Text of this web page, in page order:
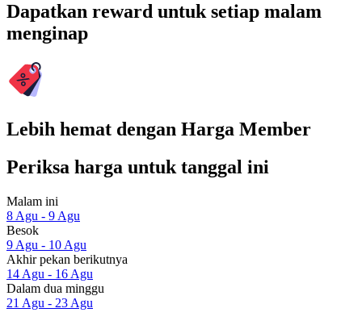
Dapatkan reward untuk setiap malam
menginap
Lebih hemat dengan Harga Member
Periksa harga untuk tanggal ini
Malam ini
8 Agu - 9 Agu
Besok
9 Agu - 10 Agu
Akhir pekan berikutnya
14 Agu - 16 Agu
Dalam dua minggu
21 Agu - 23 Agu